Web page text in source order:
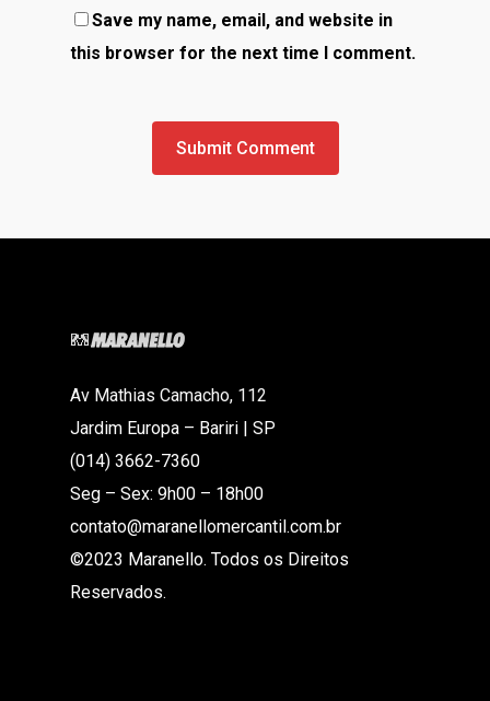
Save my name, email, and website in
this browser for the next time I comment.
Av Mathias Camacho, 112
Jardim Europa – Bariri | SP
(014) 3662-7360
Seg – Sex: 9h00 – 18h00
contato@maranellomercantil.com.br
©2023 Maranello. Todos os Direitos
Reservados.